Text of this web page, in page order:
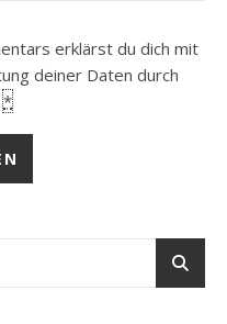
erklärst du dich mit
deiner Daten durch
*